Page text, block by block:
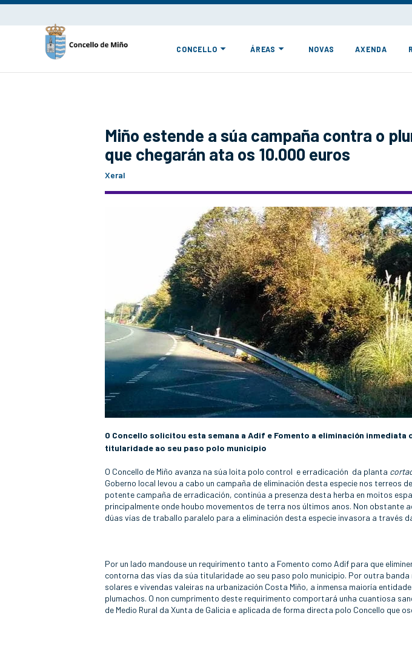
CONCELLO ÁREAS NOVAS AXENDA
Miño estende a súa campaña contra o
que chegarán ata os 10.000 euros
Xeral
O Concello solicitou esta semana a Adif e Fomento a eliminación inmediata
titularidade ao seu paso polo municipio
O Concello de Miño avanza na súa loita polo control e erradicación da planta
Goberno local levou a cabo un campaña de eliminación desta especie nos terreos
potente campaña de erradicación, continúa a presenza desta herba en moitos
principalmente onde houbo movementos de terra nos últimos anos. Non obstante
dúas vías de traballo paralelo para a eliminación desta especie invasora a través
Por un lado mandouse un requirimento tanto a Fomento como Adif para que
contorna das vías da súa titularidade ao seu paso polo municipio. Por outra
solares e vivendas valeiras na urbanización Costa Miño, a inmensa maioría
plumachos. O non cumprimento deste requirimento comportará unha cuantiosa
de Medio Rural da Xunta de Galicia e aplicada de forma directa polo Concello que